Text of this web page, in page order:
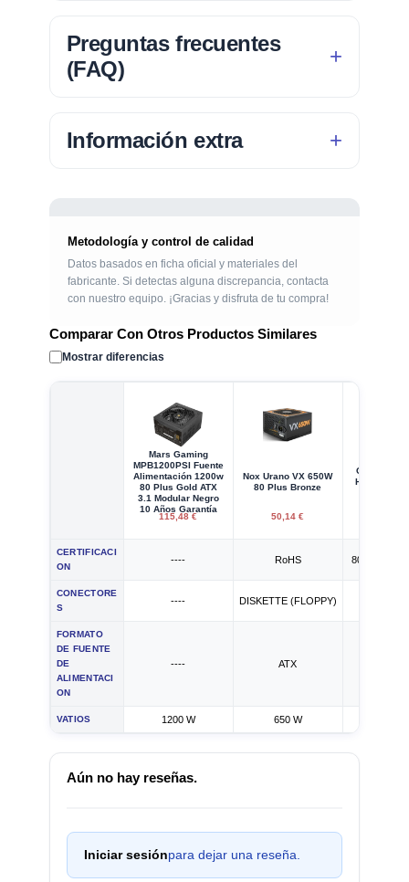
Preguntas frecuentes
(FAQ)
Información extra
Metodología y control de calidad
Datos basados en ficha oficial y materiales del
fabricante. Si detectas alguna discrepancia, contacta
con nuestro equipo. ¡Gracias y disfruta de tu compra!
Comparar Con Otros Productos Similares
Mostrar diferencias
Mars Gaming
MPB1200PSI Fuente
Alimentación 1200w
80 Plus Gold ATX
3.1 Modular Negro
10 Años Garantía
115,48 €
Nox Urano VX 650W
80 Plus Bronze
50,14 €
Corsair
HX1200i
CERTIFICACI
ON
---- RoHS 80 PLUS
CONECTORE
S
---- DISKETTE (FLOPPY)
FORMATO
DE FUENTE
DE
ALIMENTACI
ON
---- ATX
VATIOS 1200 W 650 W
Aún no hay reseñas.
Iniciar sesiónpara dejar una reseña.